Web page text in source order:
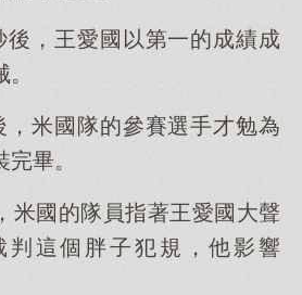
後，王愛國以第一的成績成
，米國隊的參賽選手才勉為
畢。
米國的隊員指著王愛國大聲
判這個胖子犯規，他影響